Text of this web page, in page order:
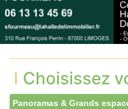
Choisissez
Panoramas & Grands